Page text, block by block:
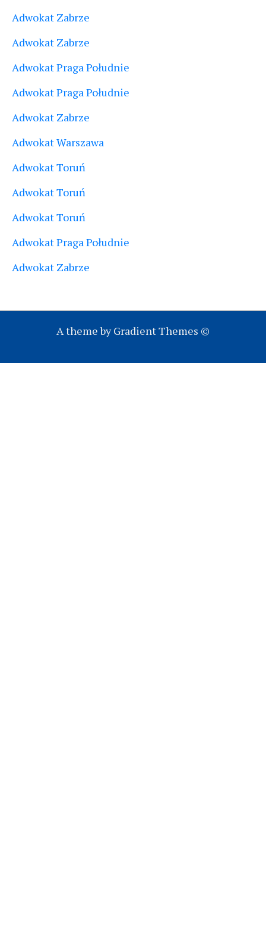
Adwokat Zabrze
Adwokat Zabrze
Adwokat Praga Południe
Adwokat Praga Południe
Adwokat Zabrze
Adwokat Warszawa
Adwokat Toruń
Adwokat Toruń
Adwokat Toruń
Adwokat Praga Południe
Adwokat Zabrze
A theme by Gradient Themes ©